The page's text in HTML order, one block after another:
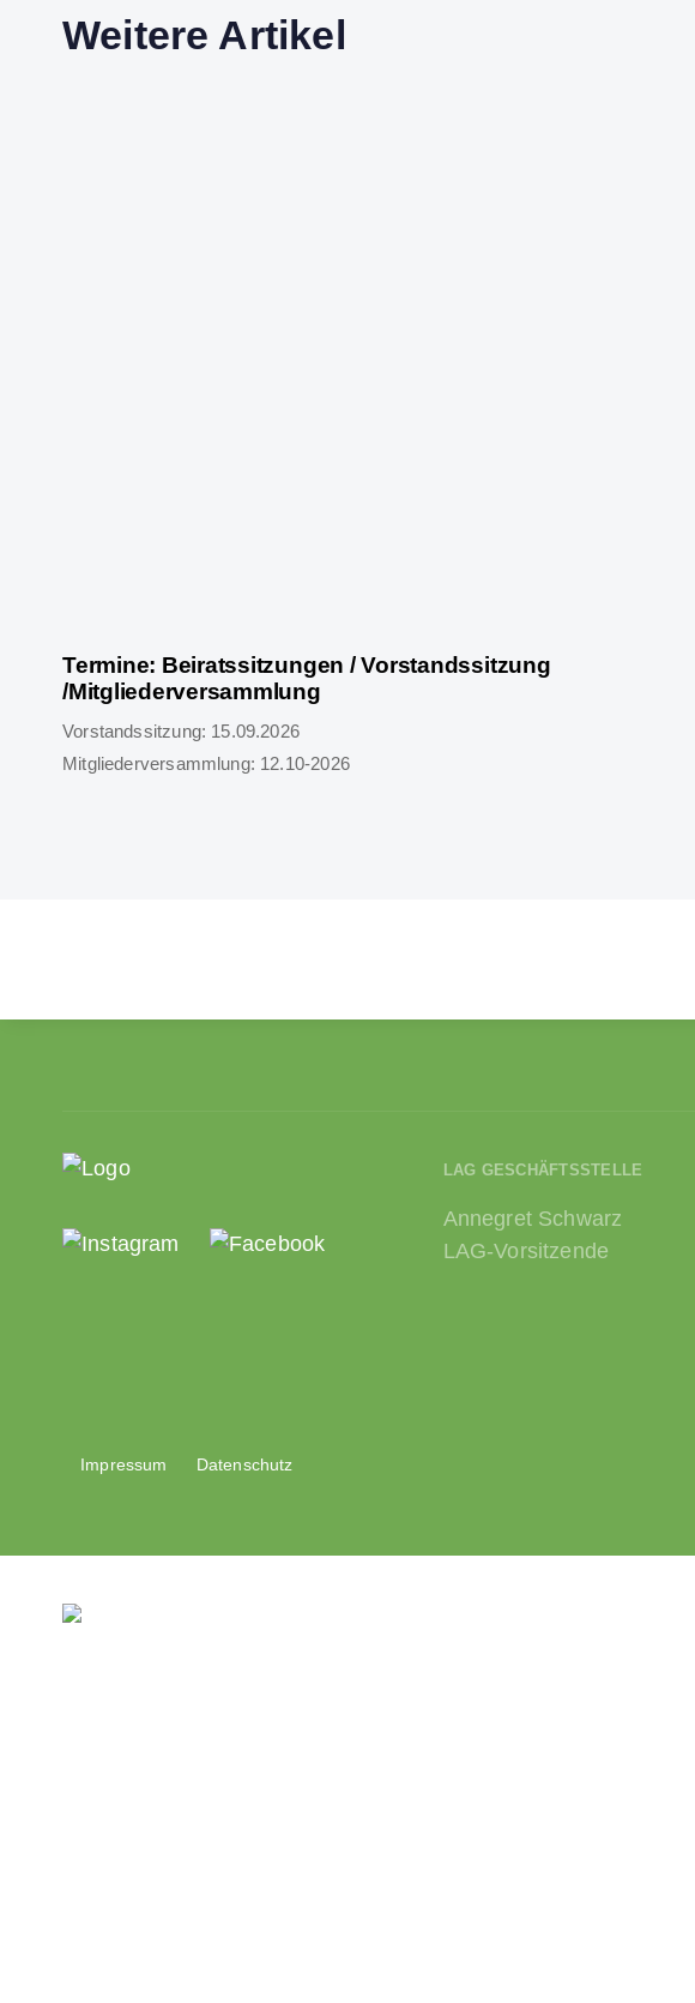
Weitere Artikel
Termine: Beiratssitzungen / Vorstandssitzung
/Mitgliederversammlung
Vorstandssitzung: 15.09.2026
Mitgliederversammlung: 12.10-2026
LAG GESCHÄFTSSTELLE
Annegret Schwarz
LAG-Vorsitzende
Impressum Datenschutz